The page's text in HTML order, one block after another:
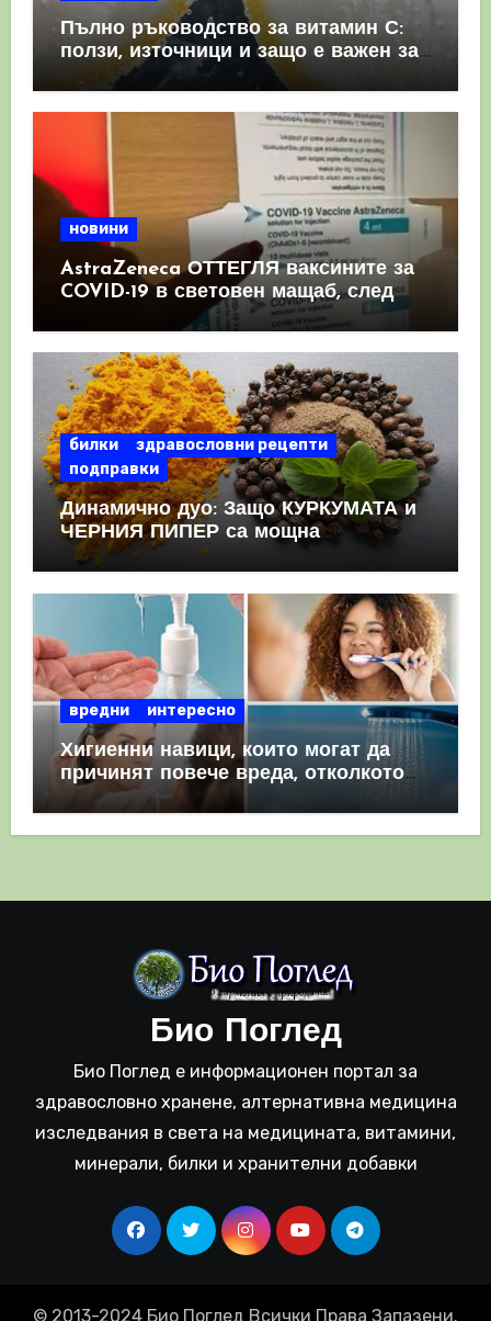
Пълно ръководство за витамин С:
ползи, източници и защо е важен за
имунната система
новини
AstraZeneca ОТТЕГЛЯ ваксините за
COVID-19 в световен мащаб, след
като призна, че те причиняват
билки
здравословни рецепти
подправки
Динамично дуо: Защо КУРКУМАТА и
ЧЕРНИЯ ПИПЕР са мощна
комбинация
вредни интересно
Хигиенни навици, които могат да
причинят повече вреда, отколкото
полза
Био Поглед
Био Поглед е информационен портал за
здравословно хранене, алтернативна медицина
изследвания в света на медицината, витамини,
минерали, билки и хранителни добавки
© 2013-2024 Био Поглед Всички Права Запазени.